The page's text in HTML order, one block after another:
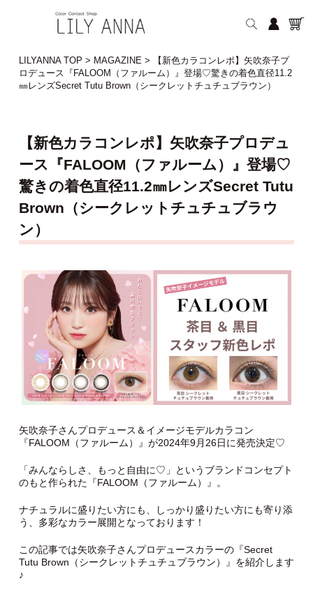
LILYANNA TOP > MAGAZINE>
【新色カラコンレポ】矢吹奈子プ
ロデュース『FALOOM（ファルーム）』登場♡驚きの着色直径11.2
㎜レンズSecret Tutu Brown（シークレットチュチュブラウン）
【新色カラコンレポ】矢吹奈子プロデュ
ース『FALOOM（ファルーム）』登場♡
驚きの着色直径11.2㎜レンズSecret Tutu
Brown（シークレットチュチュブラウ
ン）
矢吹奈子さんプロデュース＆イメージモデルカラコン
『FALOOM（ファルーム）』が2024年9月26日に発売決定♡
「みんならしさ、もっと自由に♡」というブランドコンセプト
のもと作られた『FALOOM（ファルーム）』。
ナチュラルに盛りたい方にも、しっかり盛りたい方にも寄り添
う、多彩なカラー展開となっております！
この記事では矢吹奈子さんプロデュースカラーの『Secret
Tutu Brown（シークレットチュチュブラウン）』を紹介します
♪